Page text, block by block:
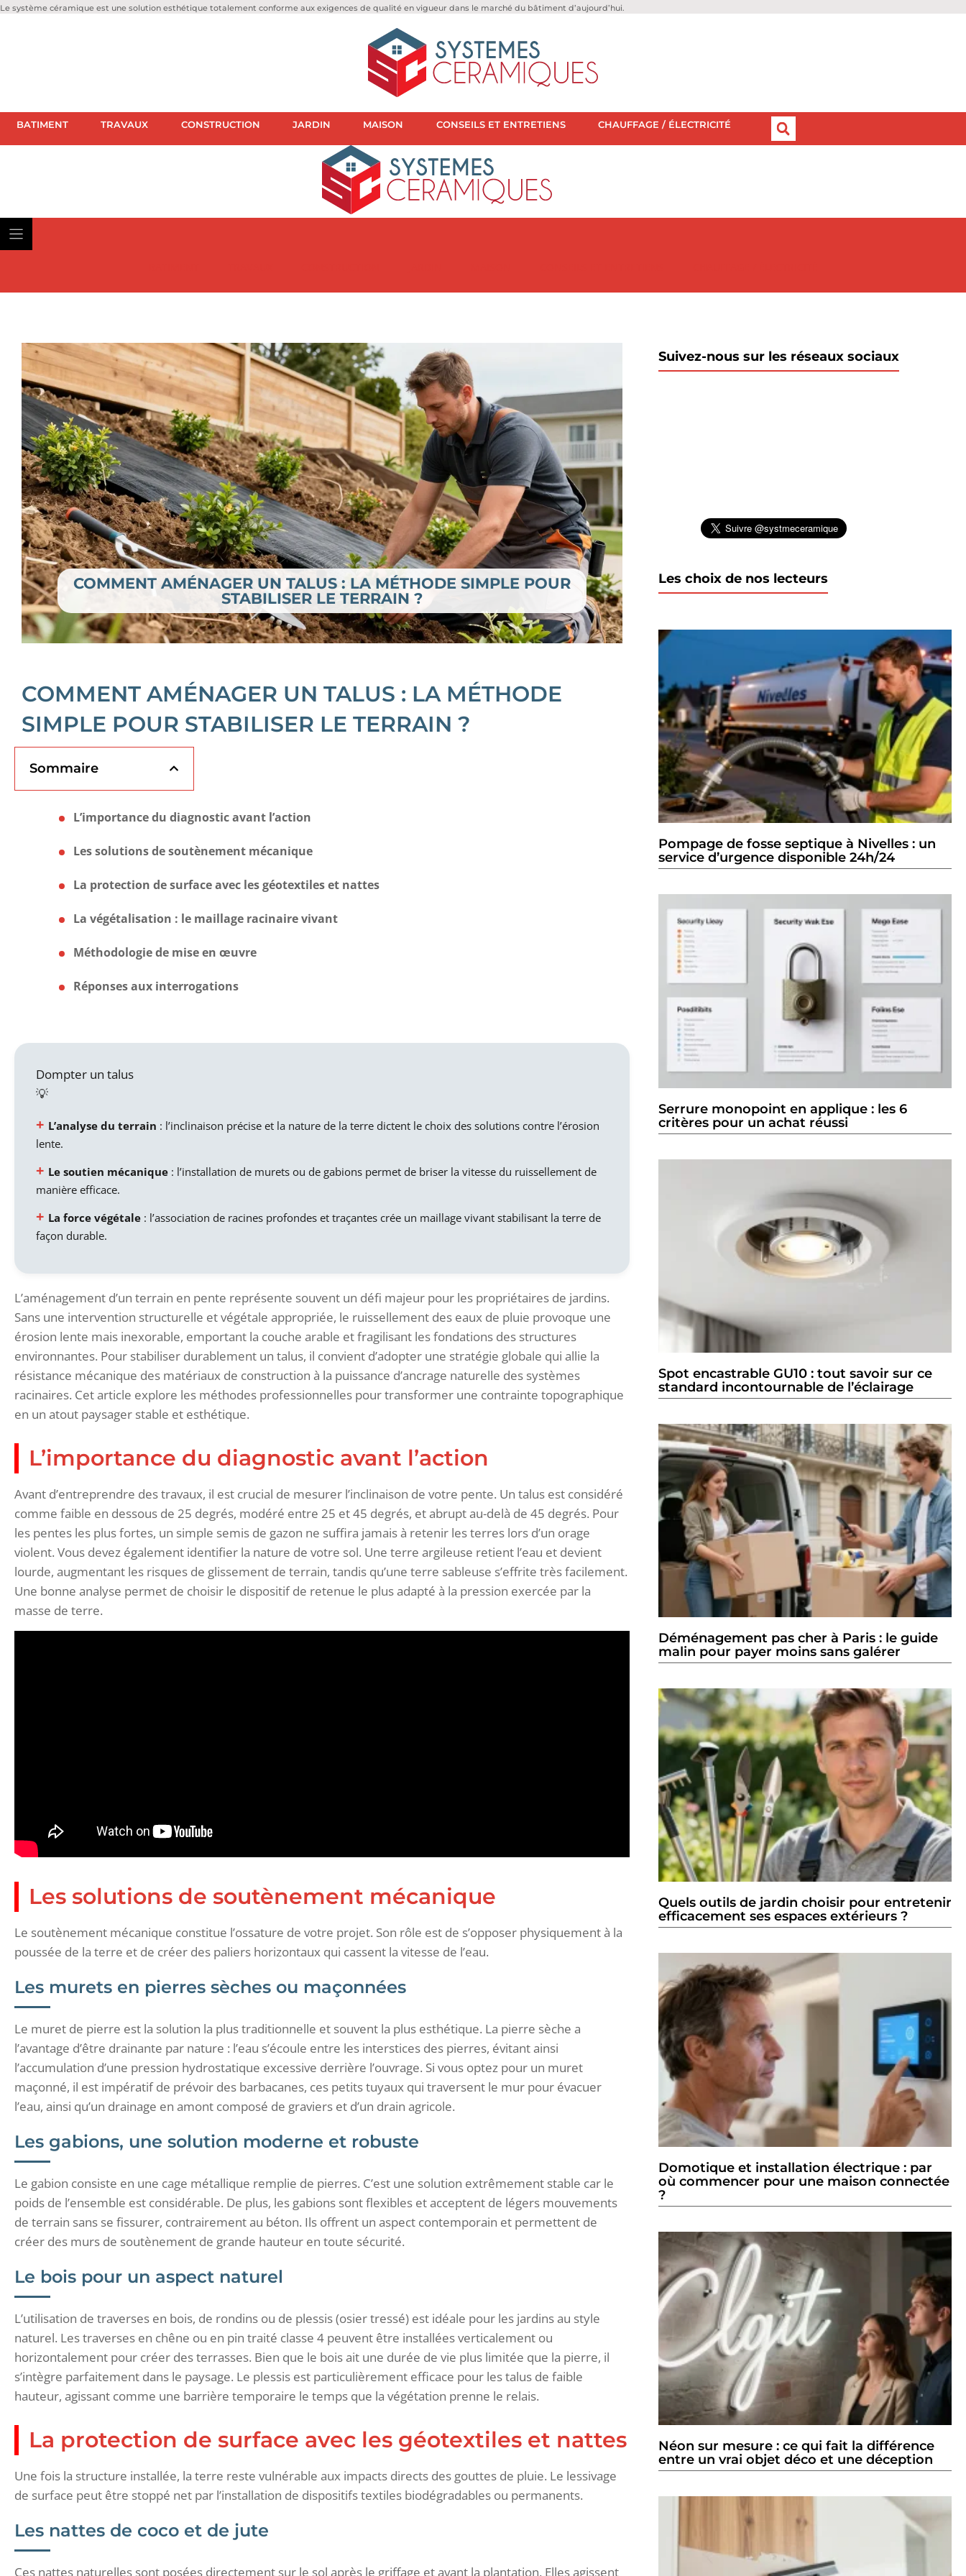
Le système céramique est une solution esthétique totalement conforme aux exigences de qualité en vigueur dans le marché du bâtiment d’aujourd’hui.
BATIMENT TRAVAUX CONSTRUCTION JARDIN MAISON CONSEILS ET ENTRETIENS CHAUFFAGE / ÉLECTRICITÉ
COMMENT AMÉNAGER UN TALUS : LA MÉTHODE SIMPLE POUR
STABILISER LE TERRAIN ?
COMMENT AMÉNAGER UN TALUS : LA MÉTHODE
SIMPLE POUR STABILISER LE TERRAIN ?
Sommaire
L’importance du diagnostic avant l’action
Les solutions de soutènement mécanique
La protection de surface avec les géotextiles et nattes
La végétalisation : le maillage racinaire vivant
Méthodologie de mise en œuvre
Réponses aux interrogations
Dompter un talus
L’analyse du terrain : l’inclinaison précise et la nature de la terre dictent le choix des solutions contre l’érosion
lente.
Le soutien mécanique : l’installation de murets ou de gabions permet de briser la vitesse du ruissellement de
manière efficace.
La force végétale : l’association de racines profondes et traçantes crée un maillage vivant stabilisant la terre de
façon durable.
L’aménagement d’un terrain en pente représente souvent un défi majeur pour les propriétaires de jardins.
Sans une intervention structurelle et végétale appropriée, le ruissellement des eaux de pluie provoque une
érosion lente mais inexorable, emportant la couche arable et fragilisant les fondations des structures
environnantes. Pour stabiliser durablement un talus, il convient d’adopter une stratégie globale qui allie la
résistance mécanique des matériaux de construction à la puissance d’ancrage naturelle des systèmes
racinaires. Cet article explore les méthodes professionnelles pour transformer une contrainte topographique
en un atout paysager stable et esthétique.
L’importance du diagnostic avant l’action
Avant d’entreprendre des travaux, il est crucial de mesurer l’inclinaison de votre pente. Un talus est considéré
comme faible en dessous de 25 degrés, modéré entre 25 et 45 degrés, et abrupt au-delà de 45 degrés. Pour
les pentes les plus fortes, un simple semis de gazon ne suffira jamais à retenir les terres lors d’un orage
violent. Vous devez également identifier la nature de votre sol. Une terre argileuse retient l’eau et devient
lourde, augmentant les risques de glissement de terrain, tandis qu’une terre sableuse s’effrite très facilement.
Une bonne analyse permet de choisir le dispositif de retenue le plus adapté à la pression exercée par la
masse de terre.
Les solutions de soutènement mécanique
Le soutènement mécanique constitue l’ossature de votre projet. Son rôle est de s’opposer physiquement à la
poussée de la terre et de créer des paliers horizontaux qui cassent la vitesse de l’eau.
Les murets en pierres sèches ou maçonnées
Le muret de pierre est la solution la plus traditionnelle et souvent la plus esthétique. La pierre sèche a
l’avantage d’être drainante par nature : l’eau s’écoule entre les interstices des pierres, évitant ainsi
l’accumulation d’une pression hydrostatique excessive derrière l’ouvrage. Si vous optez pour un muret
maçonné, il est impératif de prévoir des barbacanes, ces petits tuyaux qui traversent le mur pour évacuer
l’eau, ainsi qu’un drainage en amont composé de graviers et d’un drain agricole.
Les gabions, une solution moderne et robuste
Le gabion consiste en une cage métallique remplie de pierres. C’est une solution extrêmement stable car le
poids de l’ensemble est considérable. De plus, les gabions sont flexibles et acceptent de légers mouvements
de terrain sans se fissurer, contrairement au béton. Ils offrent un aspect contemporain et permettent de
créer des murs de soutènement de grande hauteur en toute sécurité.
Le bois pour un aspect naturel
L’utilisation de traverses en bois, de rondins ou de plessis (osier tressé) est idéale pour les jardins au style
naturel. Les traverses en chêne ou en pin traité classe 4 peuvent être installées verticalement ou
horizontalement pour créer des terrasses. Bien que le bois ait une durée de vie plus limitée que la pierre, il
s’intègre parfaitement dans le paysage. Le plessis est particulièrement efficace pour les talus de faible
hauteur, agissant comme une barrière temporaire le temps que la végétation prenne le relais.
La protection de surface avec les géotextiles et nattes
Une fois la structure installée, la terre reste vulnérable aux impacts directs des gouttes de pluie. Le lessivage
de surface peut être stoppé net par l’installation de dispositifs textiles biodégradables ou permanents.
Les nattes de coco et de jute
Ces nattes naturelles sont posées directement sur le sol après le griffage et avant la plantation. Elles agissent
Suivez-nous sur les réseaux sociaux
Les choix de nos lecteurs
Pompage de fosse septique à Nivelles : un
service d’urgence disponible 24h/24
Serrure monopoint en applique : les 6
critères pour un achat réussi
Spot encastrable GU10 : tout savoir sur ce
standard incontournable de l’éclairage
Déménagement pas cher à Paris : le guide
malin pour payer moins sans galérer
Quels outils de jardin choisir pour entretenir
efficacement ses espaces extérieurs ?
Domotique et installation électrique : par
où commencer pour une maison connectée
?
Néon sur mesure : ce qui fait la différence
entre un vrai objet déco et une déception